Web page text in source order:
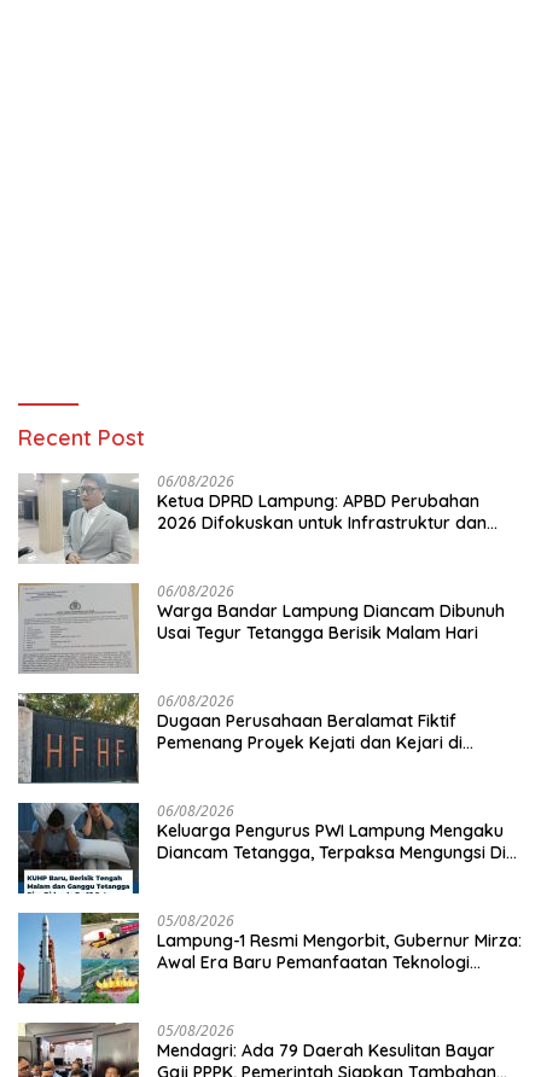
Recent Post
06/08/2026
Ketua DPRD Lampung: APBD Perubahan
2026 Difokuskan untuk Infrastruktur dan
06/08/2026
Warga Bandar Lampung Diancam Dibunuh
Usai Tegur Tetangga Berisik Malam Hari
06/08/2026
Dugaan Perusahaan Beralamat Fiktif
Pemenang Proyek Kejati dan Kejari di
Disorot
06/08/2026
Keluarga Pengurus PWI Lampung Mengaku
Diancam Tetangga, Terpaksa Mengungsi Dini
05/08/2026
Lampung-1 Resmi Mengorbit, Gubernur Mirza:
Awal Era Baru Pemanfaatan Teknologi
05/08/2026
Mendagri: Ada 79 Daerah Kesulitan Bayar
Gaji PPPK, Pemerintah Siapkan Tambahan